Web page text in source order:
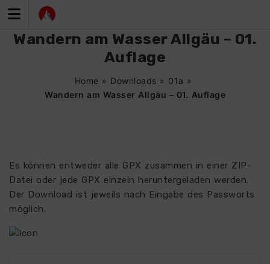
Inhalt
Wandern am Wasser Allgäu – 01.
Auflage
Home » Downloads » 01a »
Wandern am Wasser Allgäu – 01. Auflage
Es können entweder alle GPX zusammen in einer ZIP-
Datei oder jede GPX einzeln heruntergeladen werden.
Der Download ist jeweils nach Eingabe des Passworts
möglich.